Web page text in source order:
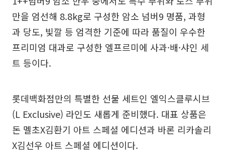
만을 엄선해 8.8kg로 구성한 암소 넘버9 명품, 과형
과 당도, 빛깔 등 엄격한 기준에 따라 품질이 우수한
프리미엄 대과로 구성한 엘프르미에 사과·배·샤인 세
트 등이다.
롯데백화점만의 특별한 선물 세트인 엘익스클루시브
(L Exclusive) 라인도 새롭게 준비했다. 대표 상품은
돈 멜초X김환기 아트 스페셜 에디션과 바론 리카솔리
X김선우 아트 스페셜 에디션이다.